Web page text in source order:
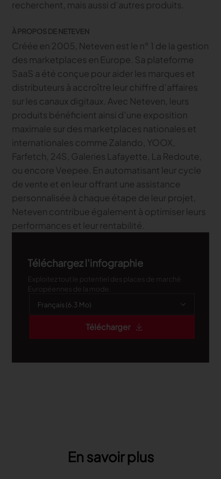
recherchent, mais aussi d’autres produits.
À PROPOS DE NETEVEN
Créée en 2005, Neteven est le n° 1 de la gestion
des marketplaces en Europe. Sa plateforme
SaaS a été conçue pour aider les marques et
distributeurs à accroître leur chiffre d’affaires
sur les canaux digitaux. Avec Neteven, leurs
produits bénéficient ainsi d’une exposition
maximale sur des marketplaces nationales et
internationales comme Zalando, YOOX,
Farfetch, 24S, Galeries Lafayette, La Redoute,
ou encore Veepee. En automatisant leur cycle
de vente et en leur offrant une assistance
personnalisée à chaque étape de leur projet,
Neteven contribue également à optimiser leurs
performances et leur rentabilité.
Téléchargez l'infographie
Exploitez tout le potentiel des places de marché
Européennes de la mode.
Télécharger
En savoir plus